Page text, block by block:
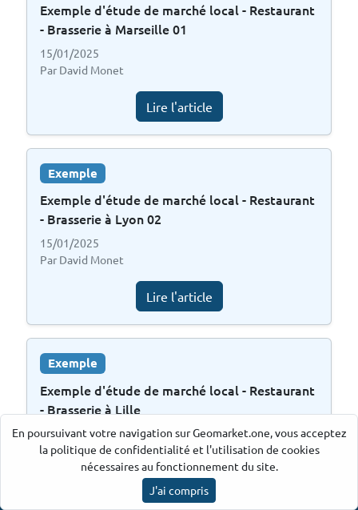
Exemple d'étude de marché local - Restaurant
- Brasserie à Marseille 01
15/01/2025
Par David Monet
Lire l'article
Exemple
Exemple d'étude de marché local - Restaurant
- Brasserie à Lyon 02
15/01/2025
Par David Monet
Lire l'article
Exemple
Exemple d'étude de marché local - Restaurant
- Brasserie à Lille
15/01/2025
Par David Monet
Lire l'article
En poursuivant votre navigation sur Geomarket.one, vous acceptez
la politique de confidentialité et l'utilisation de cookies
nécessaires au fonctionnement du site.
J'ai compris
Ancre par Geomarket.one